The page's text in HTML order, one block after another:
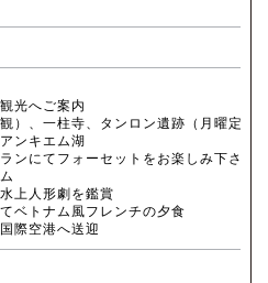
光へご案内
）、一柱寺、タンロン遺跡（月曜定休
ンキエム湖
ンにてフォーセットをお楽しみ下さい
上人形劇を鑑賞
ベトナム風フレンチの夕食
際空港へ送迎